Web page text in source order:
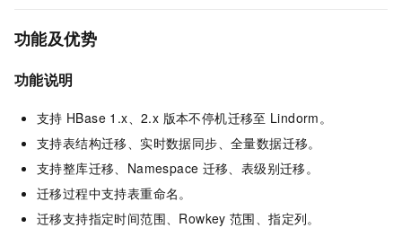
功能及优势
功能说明
支持 HBase 1.x、2.x 版本不停机迁移至 Lindorm。
支持表结构迁移、实时数据同步、全量数据迁移。
支持整库迁移、Namespace 迁移、表级别迁移。
迁移过程中支持表重命名。
迁移支持指定时间范围、Rowkey 范围、指定列。